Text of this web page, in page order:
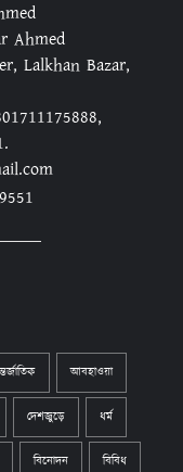
Ahmed
Lalkhan Bazar,
আবহাওয়া
দেশজুড়ে ধর্ম
বিনোদন বিবিধ